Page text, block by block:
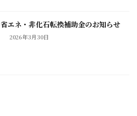
省エネ・非化石転換補助金のお知らせ
2026年3月30日